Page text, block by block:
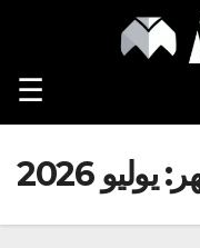
☰
يوليو 2026